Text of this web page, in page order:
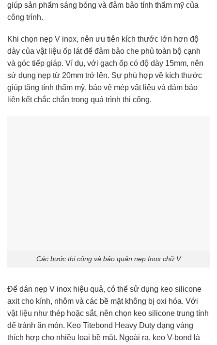
giúp sản phẩm sáng bóng và đảm bảo tính thẩm mỹ của
công trình.
Khi chọn nẹp V inox, nên ưu tiên kích thước lớn hơn độ
dày của vật liệu ốp lát để đảm bảo che phủ toàn bộ cạnh
và góc tiếp giáp. Ví dụ, với gạch ốp có độ dày 15mm, nên
sử dụng nẹp từ 20mm trở lên. Sự phù hợp về kích thước
giúp tăng tính thẩm mỹ, bảo vệ mép vật liệu và đảm bảo
liên kết chắc chắn trong quá trình thi công.
Các bước thi công và bảo quản nẹp Inox chữ V
Để dán nẹp V inox hiệu quả, có thể sử dụng keo silicone
axit cho kính, nhôm và các bề mặt không bị oxi hóa. Với
vật liệu như thép hoặc sắt, nên chọn keo silicone trung tính
để tránh ăn mòn. Keo Titebond Heavy Duty dạng vàng
thích hợp cho nhiều loại bề mặt. Ngoài ra, keo V-bond là